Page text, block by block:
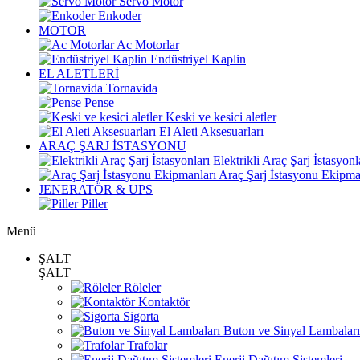
Enkoder
MOTOR
Ac Motorlar
Endüstriyel Kaplin
EL ALETLERİ
Tornavida
Pense
Keski ve kesici aletler
El Aleti Aksesuarları
ARAÇ ŞARJ İSTASYONU
Elektrikli Araç Şarj
Araç Şarj İstasyonu
JENERATÖR & UPS
Piller
Menü
ŞALT
ŞALT
Röleler
Kontaktör
Sigorta
Buton ve Sinyal Lambaları
Trafolar